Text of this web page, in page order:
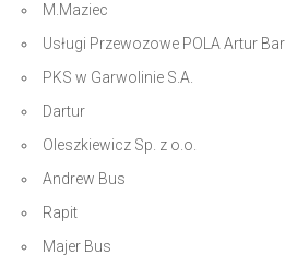
M.Maziec
Usługi Przewozowe POLA Artur
PKS w Garwolinie S.A.
Dartur
Oleszkiewicz Sp. z o.o.
Andrew Bus
Rapit
Majer Bus